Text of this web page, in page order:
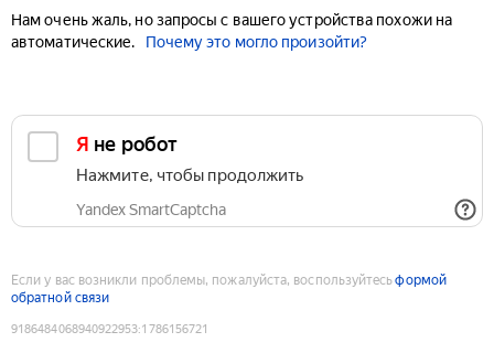
Нам очень жаль, но запросы с вашего устройства похожи на
автоматические.
Почему это могло произойти?
Я не робот
Нажмите, чтобы продолжить
Yandex SmartCaptcha
Если у вас возникли проблемы, пожалуйста, воспользуйтесьформой
обратной связи
9186484068940922953:1786156721